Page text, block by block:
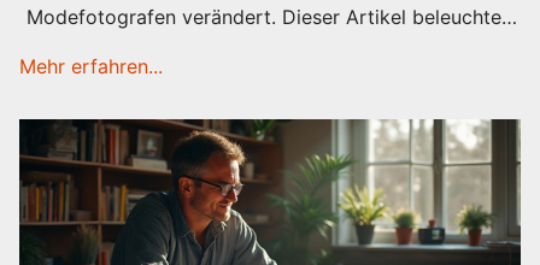
Modefotografen verändert. Dieser Artikel beleuchtet,
Aufschwung ist und welche Fähigkeiten heute gefragt
geben praktische Tipps für angehende Fotografen, um
in dieser wettbewerbsintensiven Branche erfolgreich
zu sein.
Mehr erfahren...